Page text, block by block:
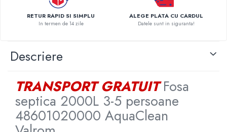
RETUR RAPID SI SIMPLU
In termen de 14 zile
ALEGE PLATA CU CARDUL
Datele sunt in siguranta!
Descriere
TRANSPORT GRATUITFosa
septica 2000L 3-5 persoane
48601020000 AquaClean